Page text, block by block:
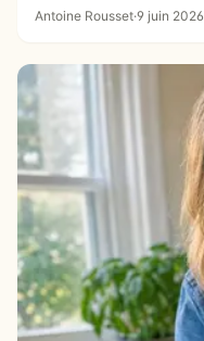
Antoine Rousset·9 juin 2026